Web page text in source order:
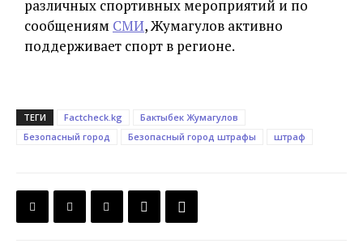
различных спортивных мероприятий и по
сообщениям СМИ, Жумагулов активно
поддерживает спорт в регионе.
ТЕГИ Factcheck.kg
Бактыбек Жумагулов
Безопасный город
Безопасный город штрафы штраф